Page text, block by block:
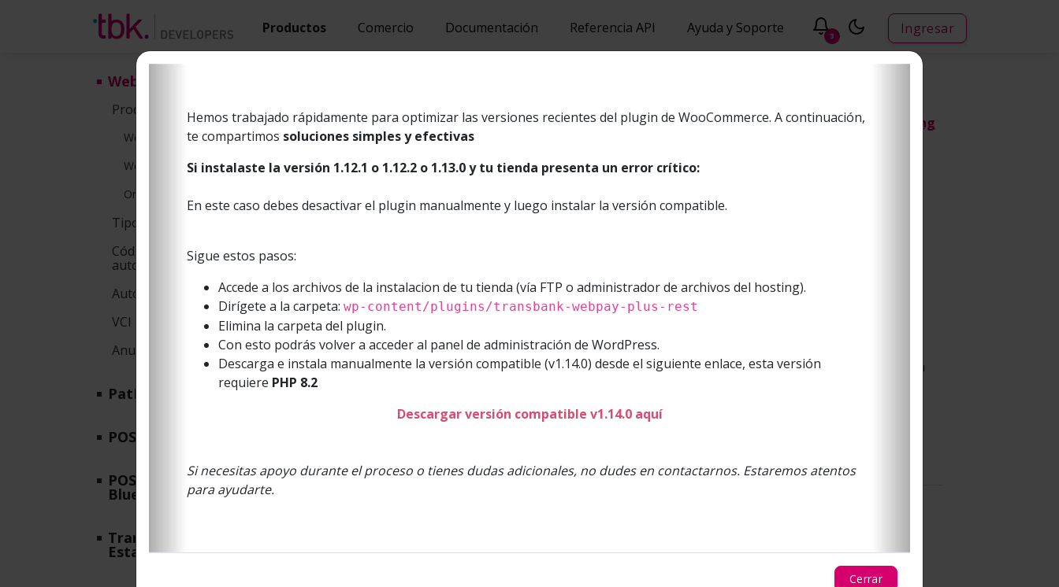
Productos Comercio Documentación Referencia API Ayuda y Soporte 3 Ingresar
Hemos trabajado rápidamente para optimizar las versiones recientes del plugin de WooCommerce. A continuación,
te compartimos soluciones simples y efectivas
Si instalaste la versión 1.12.1 o 1.12.2 o 1.13.0 y tu tienda presenta un error crítico:
En este caso debes desactivar el plugin manualmente y luego instalar la versión compatible.
Sigue estos pasos:
Accede a los archivos de la instalacion de tu tienda (vía FTP o administrador de archivos del hosting).
Dirígete a la carpeta: wp-content/plugins/transbank-webpay-plus-rest
Elimina la carpeta del plugin.
Con esto podrás volver a acceder al panel de administración de WordPress.
Descarga e instala manualmente la versión compatible (v1.14.0) desde el siguiente enlace, esta versión
requiere PHP 8.2
Descargar versión compatible v1.14.0 aquí
Si necesitas apoyo durante el proceso o tienes dudas adicionales, no dudes en contactarnos. Estaremos atentos
para ayudarte.
Cerrar
Webpay
Productos Webpay
Webpay Plus
Webpay Plus Mall
Oneclick Mall
Tipos de Pago
Códigos de respuesta de
autorización
Autorización y Captura
VCI
Anulaciones y Reversas
PatPass
POS Integrado
POS Integrado
Bluetooth
Transaccion Completa
Estandar Marca
Introducción E-learning
Webpay es la pasarela de pago de Transbank para realizar transacciones desde Internet con tarjetas
Un flujo de pago en Webpay generalmente cuenta con los siguientes pasos:
El tarjetahabiente elige pagar con Webpay en donde, dependiendo de los productos contratados
por el comercio, se despliegan las alternativas de pago: Tarjeta de crédito, débito Redcompra y/o
prepago.
Durante el proceso de pago, el emisor de la tarjeta autentica al tarjetahabiente antes de realizar la
Una vez resuelta la autenticación se procede a autorizar el pago. Webpay entrega al sistema del
A continuación se describen los productos que se ofrecen en los servicios web de Webpay.